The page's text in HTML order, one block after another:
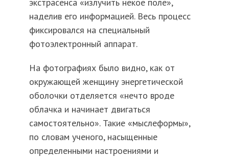
экстрасенса «излучить некое поле»,
наделив его информацией. Весь процесс
фиксировался на специальный
фотоэлектронный аппарат.
На фотографиях было видно, как от
окружающей женщину энергетической
оболочки отделяется «нечто вроде
облачка и начинает двигаться
самостоятельно». Такие «мыслеформы»,
по словам ученого, насыщенные
определенными настроениями и